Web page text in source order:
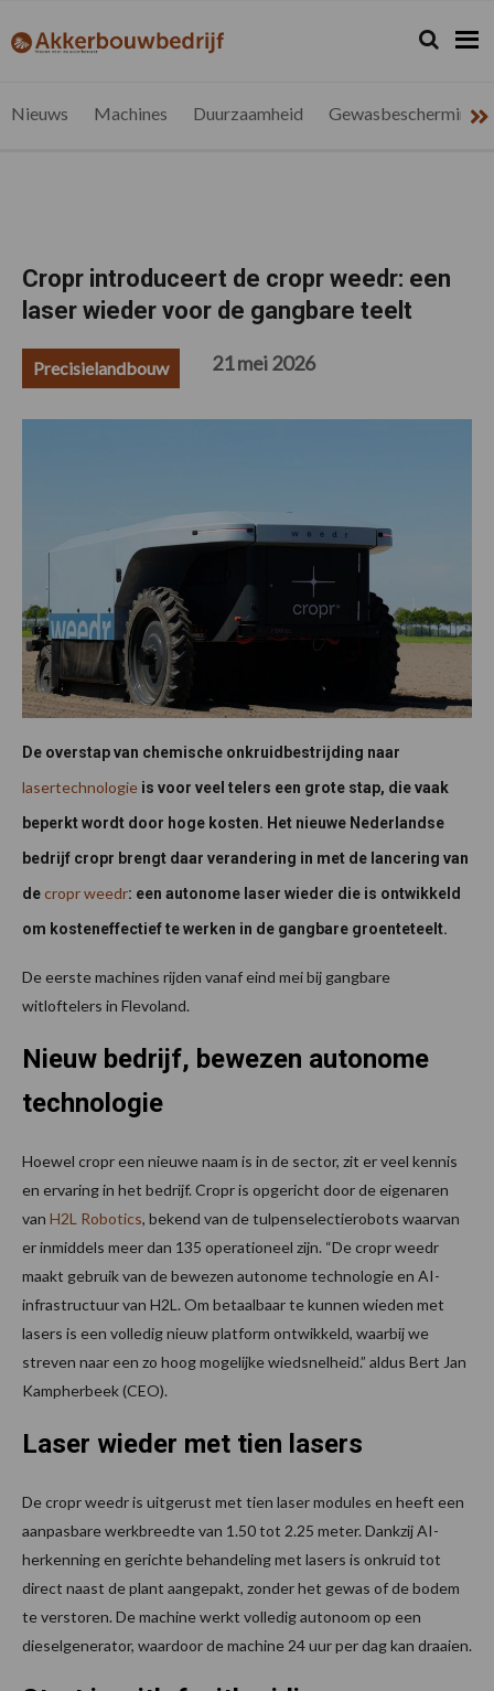
de
de
de
de
akkerbouwbedrijf.be
Nieuws
Zoeken...
Zoek
Nieuws Machines Duurzaamheid Gewasbescherming
Cropr introduceert de cropr weedr: een
laser wieder voor de gangbare teelt
Precisielandbouw 21 mei 2026
De overstap van chemische onkruidbestrijding naar
lasertechnologie is voor veel telers een grote stap, die vaak
beperkt wordt door hoge kosten. Het nieuwe Nederlandse
bedrijf cropr brengt daar verandering in met de lancering van
decropr weedr: een autonome laser wieder die is ontwikkeld
om kosteneffectief te werken in de gangbare groenteteelt.
De eerste machines rijden vanaf eind mei bij gangbare
witloftelers in Flevoland.
Nieuw bedrijf, bewezen autonome
technologie
Hoewel cropr een nieuwe naam is in de sector, zit er veel kennis
en ervaring in het bedrijf. Cropr is opgericht door de eigenaren
van H2L Robotics, bekend van de tulpenselectierobots waarvan
er inmiddels meer dan 135 operationeel zijn. “De cropr weedr
maakt gebruik van de bewezen autonome technologie en AI-
infrastructuur van H2L. Om betaalbaar te kunnen wieden met
lasers is een volledig nieuw platform ontwikkeld, waarbij we
streven naar een zo hoog mogelijke wiedsnelheid.” aldus Bert Jan
Kampherbeek (CEO).
Laser wieder met tien lasers
De cropr weedr is uitgerust met tien laser modules en heeft een
aanpasbare werkbreedte van 1.50 tot 2.25 meter. Dankzij AI-
herkenning en gerichte behandeling met lasers is onkruid tot
direct naast de plant aangepakt, zonder het gewas of de bodem
te verstoren. De machine werkt volledig autonoom op een
dieselgenerator, waardoor de machine 24 uur per dag kan draaien.